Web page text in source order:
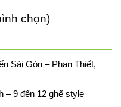
chọn)
Sài Gòn – Phan Thiết,
– 9 đến 12 ghế style